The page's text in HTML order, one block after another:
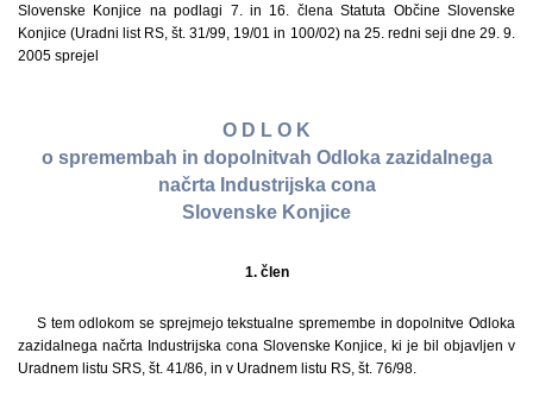
Slovenske Konjice na podlagi 7. in 16. člena Statuta Občine Slovenske
Konjice (Uradni list RS, št. 31/99, 19/01 in 100/02) na 25. redni seji dne 29. 9.
2005 sprejel
O D L O K
o spremembah in dopolnitvah Odloka zazidalnega
načrta Industrijska cona
Slovenske Konjice
1. člen
S tem odlokom se sprejmejo tekstualne spremembe in dopolnitve Odloka
zazidalnega načrta Industrijska cona Slovenske Konjice, ki je bil objavljen v
Uradnem listu SRS, št. 41/86, in v Uradnem listu RS, št. 76/98.